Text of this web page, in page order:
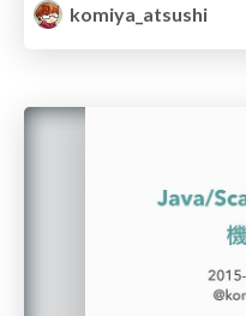
komiya_atsushi